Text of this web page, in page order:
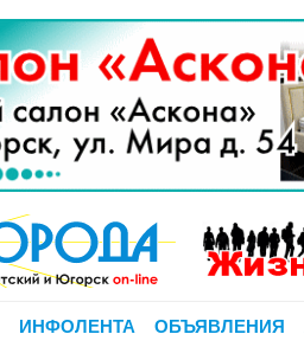
ИНФОЛЕНТА ОБЪЯВЛЕНИЯ